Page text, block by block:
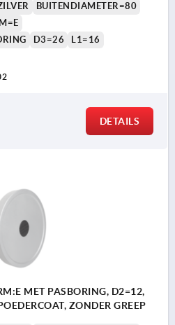
BUITENDIAMETER=80
D3=26
L1=16
DETAILS
MET PASBORING, D2=12,
ZONDER GREEP